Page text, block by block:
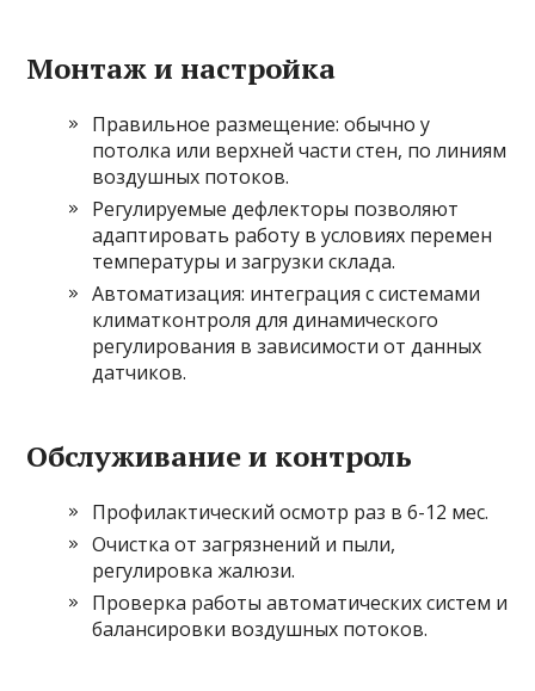
Монтаж и настройка
Правильное размещение: обычно у
потолка или верхней части стен, по линиям
воздушных потоков.
Регулируемые дефлекторы позволяют
адаптировать работу в условиях перемен
температуры и загрузки склада.
Автоматизация: интеграция с системами
климатконтроля для динамического
регулирования в зависимости от данных
датчиков.
Обслуживание и контроль
Профилактический осмотр раз в 6-12 мес.
Очистка от загрязнений и пыли,
регулировка жалюзи.
Проверка работы автоматических систем и
балансировки воздушных потоков.